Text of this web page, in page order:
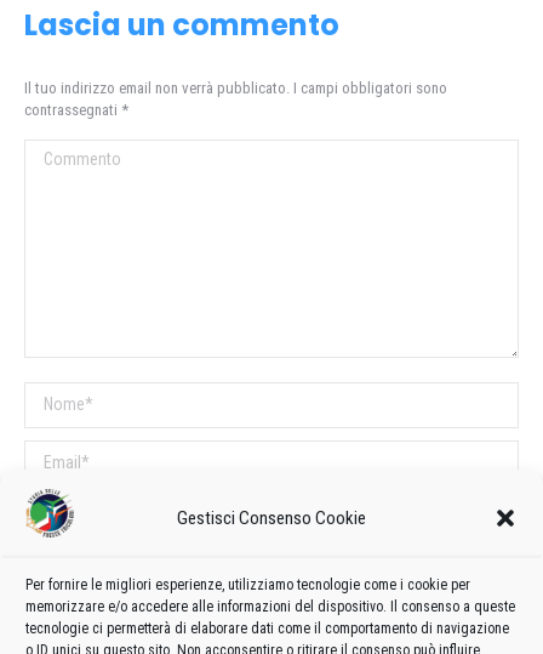
Gestisci Consenso Cookie
Per fornire le migliori esperienze, utilizziamo tecnologie come i cookie per
memorizzare e/o accedere alle informazioni del dispositivo. Il consenso a queste
tecnologie ci permetterà di elaborare dati come il comportamento di navigazione
o ID unici su questo sito. Non acconsentire o ritirare il consenso può influire
Lascia un commento
Il tuo indirizzo email non verrà pubblicato. I campi obbligatori sono
contrassegnati *
Commento
Nome *
Email *
Sito web
COMMENTI SUL POST
Questo sito utilizza Akismet per ridurre lo spam.Scopri come vengono